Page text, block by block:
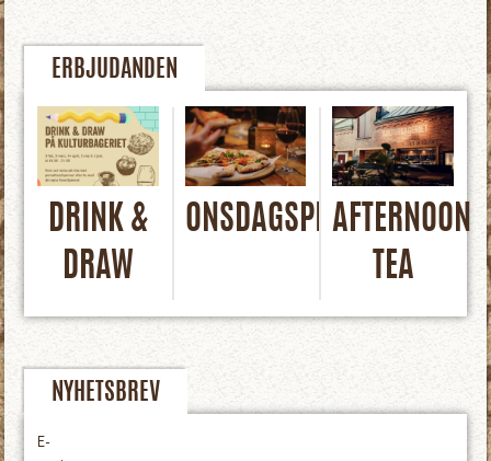
ERBJUDANDEN
DRINK &
DRAW
ONSDAGSPIZZANAFTERNOON
TEA
NYHETSBREV
E-